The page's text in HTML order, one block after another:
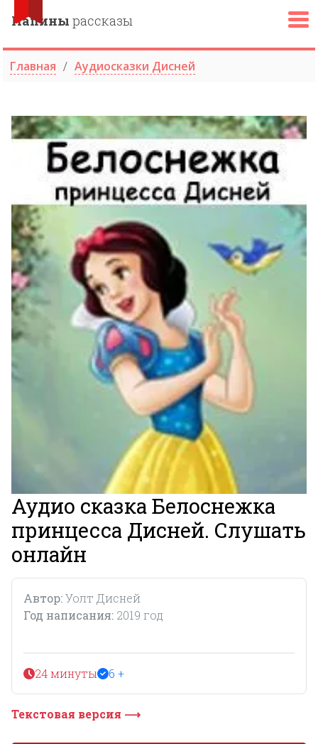
Папины рассказы
Главная Аудиосказки Дисней
Аудио сказка Белоснежка
принцесса Дисней. Слушать
онлайн
Автор:Уолт Дисней
Год написания: 2019 год
24 минуты 6 +
Текстовая версия ⟶